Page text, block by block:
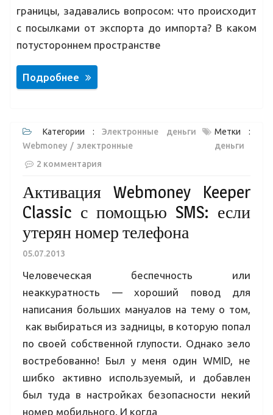
границы, задавались вопросом: что происходит
с посылками от экспорта до импорта? В каком
потустороннем пространстве
Подробнее
Категории :Электронные деньги
Метки :
Webmoney
электронные деньги
2 комментария
Активация Webmoney Keeper
Classic с помощью SMS: если
утерян номер телефона
05.07.2013
Человеческая беспечность или
неаккуратность — хороший повод для
написания больших мануалов на тему о том,
как выбираться из задницы, в которую попал
по своей собственной глупости. Однако зело
востребованно! Был у меня один WMID, не
шибко активно используемый, и добавлен
был туда в настройках безопасности некий
номер мобильного. И когда